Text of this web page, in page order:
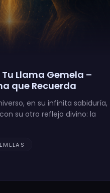
Llama Gemela –
que Recuerda
en su infinita sabiduría,
su otro reflejo divino: la